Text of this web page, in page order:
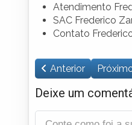
Atendimento
SAC Frederico
Contato
Anterior
Deixe um